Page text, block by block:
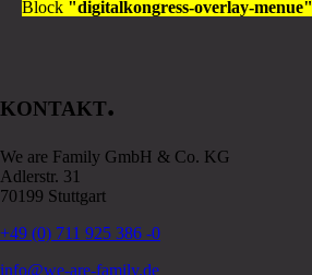
Block "digitalkongress-overlay-menue"
KONTAKT.
We are Family GmbH & Co. KG
Adlerstr. 31
70199 Stuttgart
+49 (0) 711 925 386 -0
info@we-are-family.de